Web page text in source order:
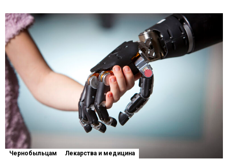
Чернобыльцам Лекарства и медицина